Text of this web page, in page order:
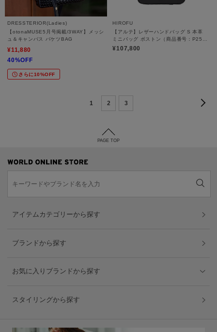
DRESSTERIOR(Ladies)
【otonaMUSE5月号掲載/3WAY】メッシ
ュ＆キャンバス バケツBAG
¥11,880
40%OFF
さらに10%OFF
HIROFU
【アルテ】レザーハンドバッグ S 本革
ミニバッグ ボストン（商品番号：P25－
10527）
¥107,800
1 2 3
PAGE TOP
アイテムカテゴリーから探す
ブランドから探す
お気に入りブランドから探す
スタイリングから探す